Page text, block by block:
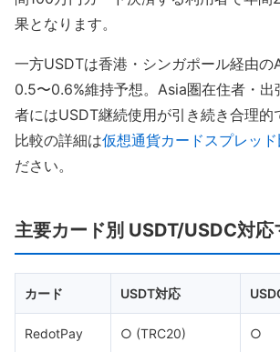
果となります。
一方USDTは香港・シンガポール経由の
0.5〜0.6%維持予想。Asia圏在住者・出
者にはUSDT継続使用が引き続き合理的
比較の詳細は仮想通貨カードスプレッド
ださい。
主要カード別 USDT/USDC対応
カード USDT対応
RedotPay ○ (TRC20) ○